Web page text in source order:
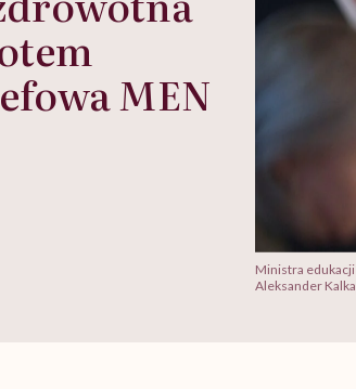
MEN
Ministra edukacji
Aleksander